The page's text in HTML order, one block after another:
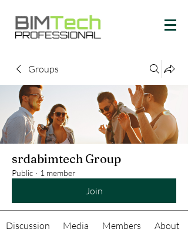
Groups
srdabimtech Group
Public · 1 member
Join
Discussion Media Members About